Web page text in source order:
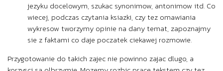
jezyku docelowym, szukac synonimow, antonimow itd. Co
wiecej, podczas czytania ksiazki, czy tez omawiania
wykresow tworzymy opinie na dany temat, zapoznajmy
sie z faktami co daje poczatek ciekawej rozmowie.
Przygotowanie do takich zajec nie powinno zajac dlugo, a